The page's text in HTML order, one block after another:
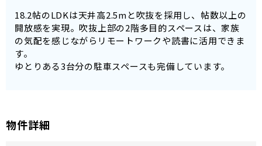
18.2帖のLDKは天井高2.5mと吹抜を採用し、帖数以上の
開放感を実現。吹抜上部の2階多目的スペースは、家族
の気配を感じながらリモートワークや読書に活用できま
す。
ゆとりある3台分の駐車スペースも完備しています。
物件詳細